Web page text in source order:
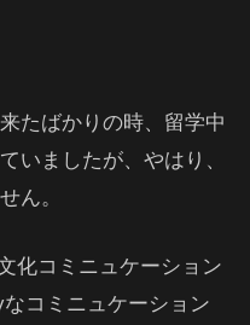
たばかりの時、留学中
いましたが、やはり、
ん。
化コミニュケーション
コミニュケーション